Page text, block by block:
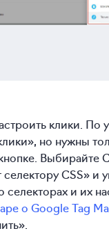
клики. По
но нужны
Выбирайте
селектору CSS» и
селекторах и их
о Google Tag